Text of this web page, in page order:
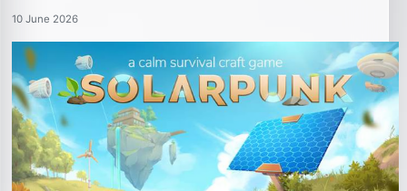
10 June 2026